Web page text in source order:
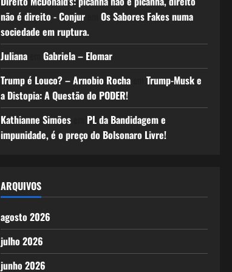
não é direito - Conjurem Os Sabores Fakes numa
sociedade em ruptura.
Julianaem Gabriela – Elomar
Trump é Louco? – Arnobio Rochaem Trump-Musk e
a Distopia: A Questão do PODER!
Kathianne Simõesem PL da Bandidagem e
impunidade, é o preço do Bolsonaro Livre!
ARQUIVOS
agosto 2026
julho 2026
junho 2026